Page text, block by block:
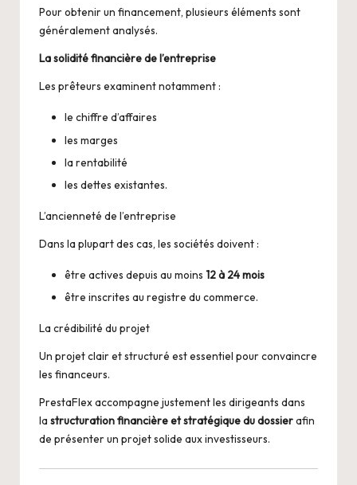
Pour obtenir un financement, plusieurs éléments sont
généralement analysés.
La solidité financière de l’entreprise
Les prêteurs examinent notamment :
le chiffre d’affaires
les marges
la rentabilité
les dettes existantes.
L’ancienneté de l’entreprise
Dans la plupart des cas, les sociétés doivent :
être actives depuis au moins 12 à 24 mois
être inscrites au registre du commerce.
La crédibilité du projet
Un projet clair et structuré est essentiel pour convaincre
les financeurs.
PrestaFlex accompagne justement les dirigeants dans
la structuration financière et stratégique du dossierafin
de présenter un projet solide aux investisseurs.